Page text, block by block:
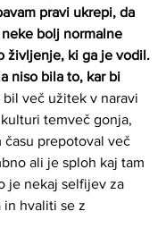
pravi ukrepi, da
bolj normalne
življenje, ki ga je vodil.
niso bila to, kar bi
bil več užitek v naravi
temveč gonja,
času prepotoval več
ali je sploh kaj tam
je nekaj selfijev za
in hvaliti se z